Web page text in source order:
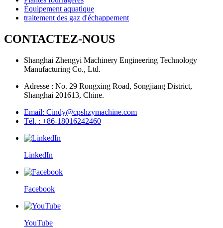
Équipement aquatique
traitement des gaz d'échappement
CONTACTEZ-NOUS
Shanghai Zhengyi Machinery Engineering Technology
Manufacturing Co., Ltd.
Adresse : No. 29 Rongxing Road, Songjiang District,
Shanghai 201613, Chine.
Email: Cindy@cpshzymachine.com
Tél. : +86-18016242460
LinkedIn
Facebook
YouTube